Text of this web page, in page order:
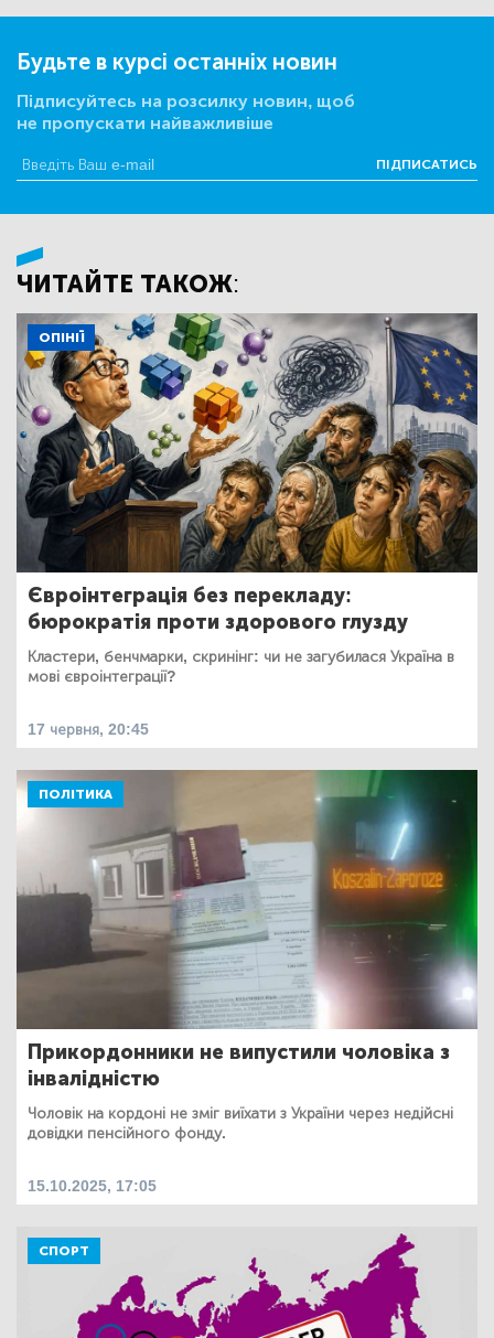
Будьте в курсі останніх новин
Підписуйтесь на розсилку новин, щоб
не пропускати найважливіше
ПІДПИСАТИСЬ
ЧИТАЙТЕ ТАКОЖ:
ОПІНІЇ
Євроінтеграція без перекладу:
бюрократія проти здорового глузду
Кластери, бенчмарки, скринінг: чи не загубилася Україна в
мові євроінтеграції?
17 червня, 20:45
ПОЛІТИКА
Прикордонники не випустили чоловіка з
інвалідністю
Чоловік на кордоні не зміг виїхати з України через недійсні
довідки пенсійного фонду.
15.10.2025, 17:05
СПОРТ